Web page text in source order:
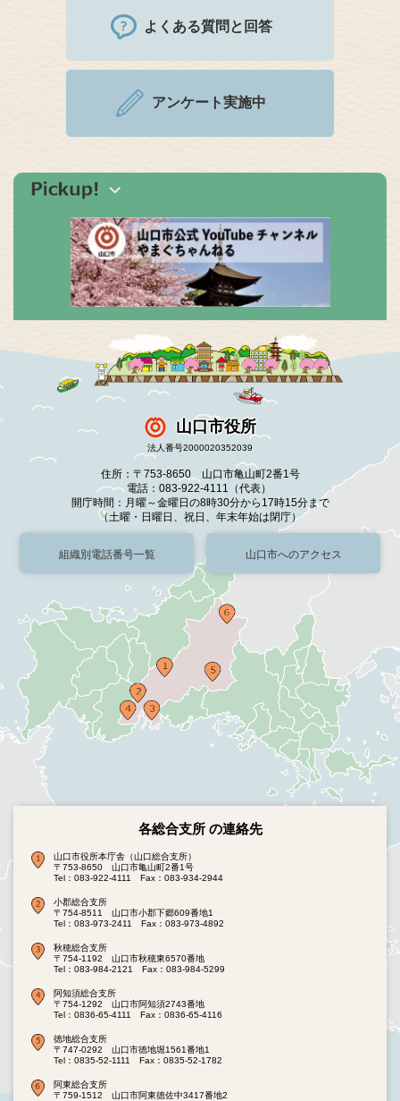
よくある質問と回答
アンケート実施中
山口市役所
法人番号2000020352039
住所：〒753-8650 山口市亀山町2番1号
電話：083-922-4111（代表）
開庁時間：月曜～金曜日の8時30分から17時15分まで
（土曜・日曜日、祝日、年末年始は閉庁）
組織別電話番号一覧 山口市へのアクセス
各総合支所 の連絡先
山口市役所本庁舎（山口総合支所）
〒753-8650 山口市亀山町2番1号
Tel：083-922-4111
Fax：083-934-2944
小郡総合支所
〒754-8511 山口市小郡下郷609番地1
Tel：083-973-2411
Fax：083-973-4892
秋穂総合支所
〒754-1192 山口市秋穂東6570番地
Tel：083-984-2121
Fax：083-984-5299
阿知須総合支所
〒754-1292 山口市阿知須2743番地
Tel：0836-65-4111
Fax：0836-65-4116
徳地総合支所
〒747-0292 山口市徳地堀1561番地1
Tel：0835-52-1111
Fax：0835-52-1782
阿東総合支所
〒759-1512 山口市阿東徳佐中3417番地2